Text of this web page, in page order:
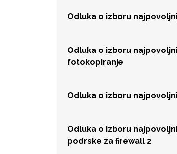
Odluka o izboru
Odluka o izboru
fotokopiranje
Odluka o izboru
Odluka o izboru
podrske za firewall 2